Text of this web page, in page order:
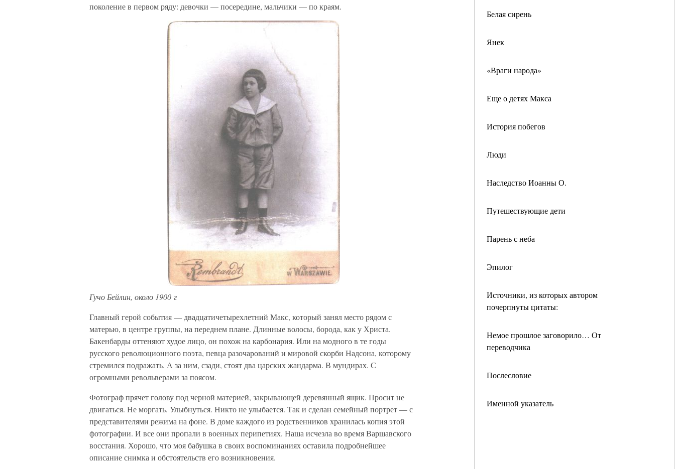
Белая сирень
Янек
«Враги народа»
Еще о детях Макса
История побегов
Люди
Наследство Иоанны О.
Путешествующие дети
Парень с неба
Эпилог
Источники, из которых автором
почерпнуты цитаты:
Немое прошлое заговорило… От
переводчика
Послесловие
Именной указатель
поколение в первом ряду: девочки — посередине, мальчики — по краям.
Гучо Бейлин, около 1900 г
Главный герой события — двадцатичетырехлетний Макс, который занял место рядом с
матерью, в центре группы, на переднем плане. Длинные волосы, борода, как у Христа.
Бакенбарды оттеняют худое лицо, он похож на карбонария. Или на модного в те годы
русского революционного поэта, певца разочарований и мировой скорби Надсона, которому
стремился подражать. А за ним, сзади, стоят два царских жандарма. В мундирах. С
огромными револьверами за поясом.
Фотограф прячет голову под черной материей, закрывающей деревянный ящик. Просит не
двигаться. Не моргать. Улыбнуться. Никто не улыбается. Так и сделан семейный портрет — с
представителями режима на фоне. В доме каждого из родственников хранилась копия этой
фотографии. И все они пропали в военных перипетиях. Наша исчезла во время Варшавского
восстания. Хорошо, что моя бабушка в своих воспоминаниях оставила подробнейшее
описание снимка и обстоятельств его возникновения.